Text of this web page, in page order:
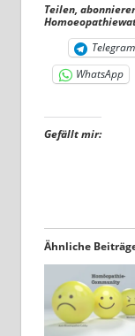
Teilen,
Telegram
WhatsApp
Gefällt mir:
Ähnliche